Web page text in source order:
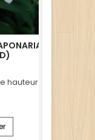
hauteur